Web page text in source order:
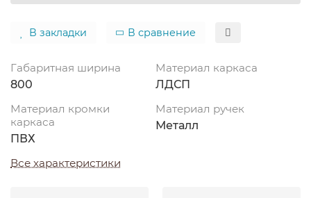
В закладки В сравнение
Габаритная ширина
800
Материал каркаса
ЛДСП
Материал кромки
каркаса
ПВХ
Материал ручек
Металл
Все характеристики